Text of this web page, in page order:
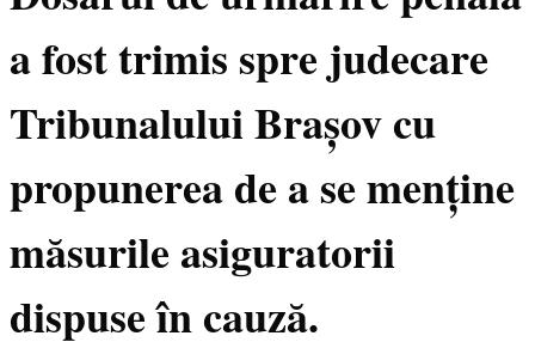
a fost trimis spre judecare
Tribunalului Brașov cu
propunerea de a se menține
măsurile asiguratorii
dispuse în cauză.